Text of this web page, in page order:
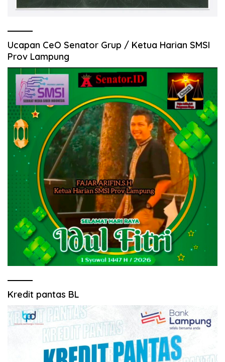
Ucapan CeO Senator Grup / Ketua Harian SMSI
Prov Lampung
Kredit pantas BL